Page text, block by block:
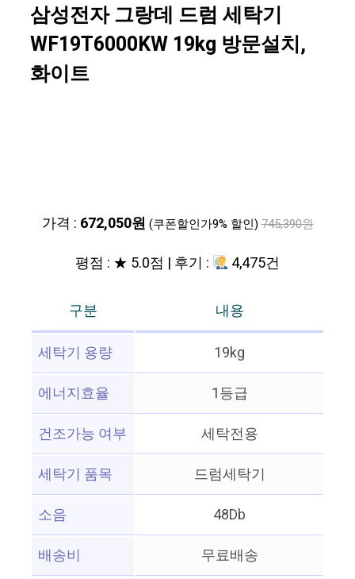
삼성전자 그랑데 드럼 세탁기
WF19T6000KW 19kg 방문설치,
화이트
가격 : 672,050원 (쿠폰할인가9% 할인) 745,390원
평점 : ★ 5.0점 | 후기 : 4,475건
구분
내용
세탁기 용량
19kg
에너지효율
1등급
건조가능 여부
세탁전용
세탁기 품목
드럼세탁기
소음
48Db
배송비
무료배송